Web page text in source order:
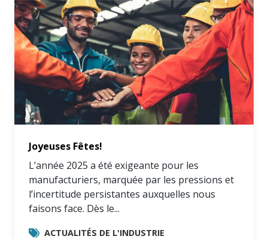
Joyeuses Fêtes!
L’année 2025 a été exigeante pour les
manufacturiers, marquée par les pressions et
l’incertitude persistantes auxquelles nous
faisons face. Dès le...
ACTUALITÉS DE L'INDUSTRIE